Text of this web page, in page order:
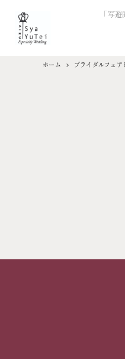
「写
ホーム ブライダルフェア